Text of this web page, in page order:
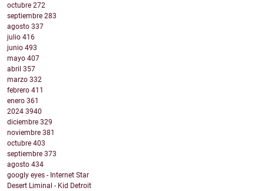
octubre 272
septiembre 283
agosto 337
julio 416
junio 493
mayo 407
abril 357
marzo 332
febrero 411
enero 361
2024 3940
diciembre 329
noviembre 381
octubre 403
septiembre 373
agosto 434
googly eyes - Internet Star
Desert Liminal - Kid Detroit